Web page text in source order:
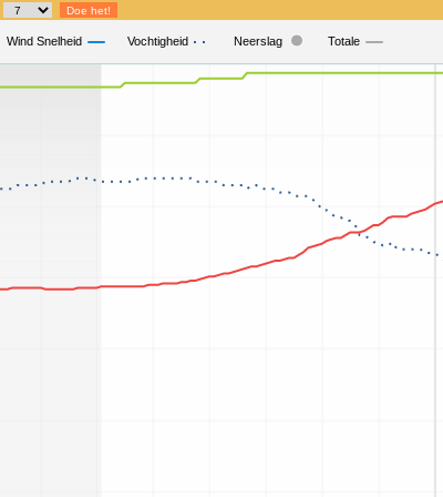
Totale
Neerslag
Vochtigheid
Wind Snelheid